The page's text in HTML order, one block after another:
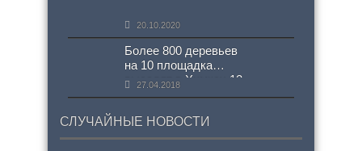
20.10.2020
Более 800 деревьев
на 10 площадка
высадят в Химках 12
мая
27.04.2018
СЛУЧАЙНЫЕ НОВОСТИ